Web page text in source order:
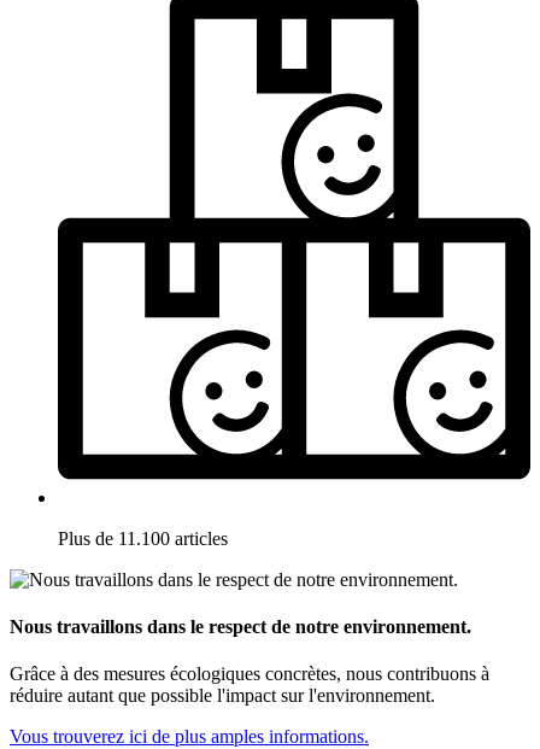
Plus de 11.100 articles
Nous travaillons dans le respect de notre environnement.
Grâce à des mesures écologiques concrètes, nous contribuons à
réduire autant que possible l'impact sur l'environnement.
Vous trouverez ici de plus amples informations.